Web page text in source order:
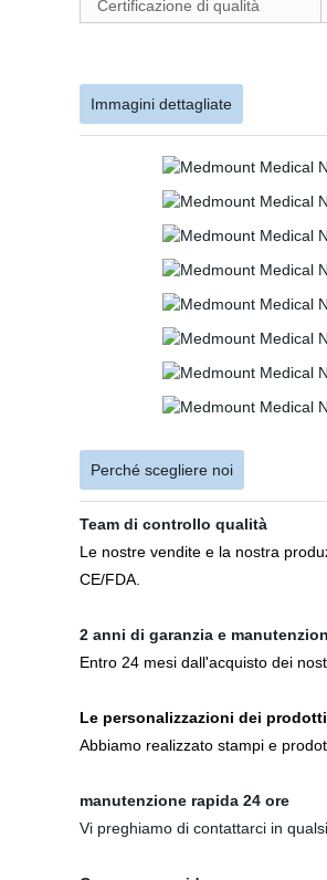
Certificazione di qualità
Immagini dettagliate
Perché scegliere noi
Team di controllo qualità
Le nostre vendite e la nostra
CE/FDA.
2 anni di garanzia e
Entro 24 mesi dall'acquisto dei
Le personalizzazioni dei
Abbiamo realizzato stampi e
manutenzione rapida 24 ore
Vi preghiamo di contattarci in